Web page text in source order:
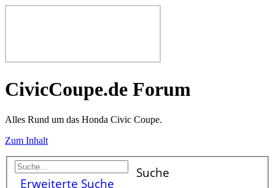
CivicCoupe.de Forum
Alles Rund um das Honda Civic Coupe.
Zum Inhalt
Suche
Erweiterte Suche